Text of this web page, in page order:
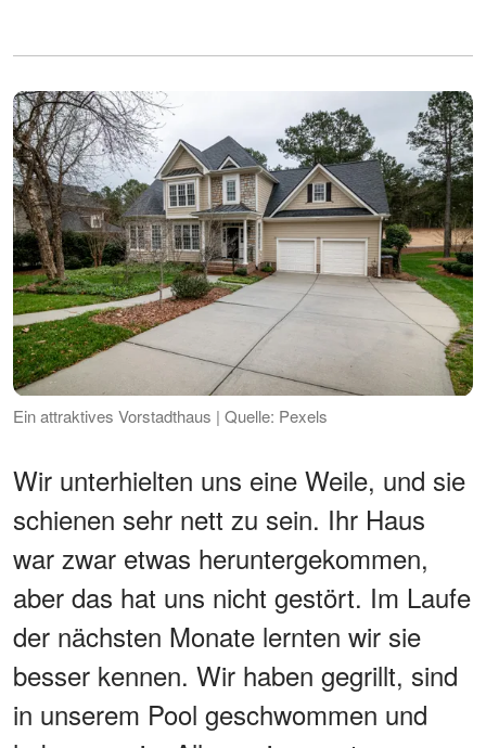
Ein attraktives Vorstadthaus | Quelle: Pexels
Wir unterhielten uns eine Weile, und sie
schienen sehr nett zu sein. Ihr Haus
war zwar etwas heruntergekommen,
aber das hat uns nicht gestört. Im Laufe
der nächsten Monate lernten wir sie
besser kennen. Wir haben gegrillt, sind
in unserem Pool geschwommen und